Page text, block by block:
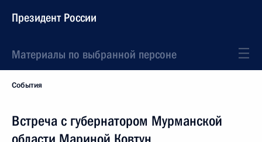
Президент России
Материалы по выбранной персоне
События
Встреча с губернатором Мурманской